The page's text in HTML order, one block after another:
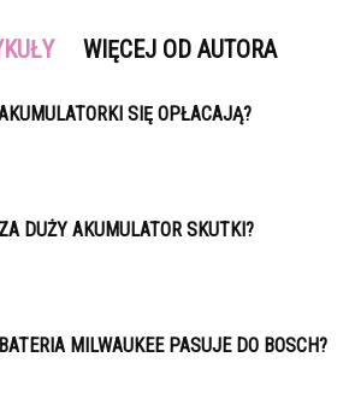
WIĘCEJ OD AUTORA
SIĘ OPŁACAJĄ?
DUŻY AKUMULATOR SKUTKI?
MILWAUKEE PASUJE DO BOSCH?